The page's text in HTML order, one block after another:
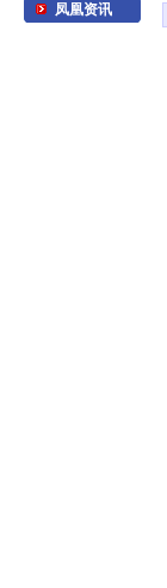
凤凰资讯